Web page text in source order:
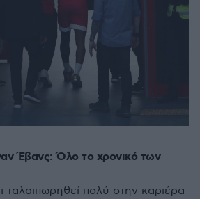
Έβανς: Όλο το χρονικό των
ταλαιπωρηθεί πολύ στην καριέρα